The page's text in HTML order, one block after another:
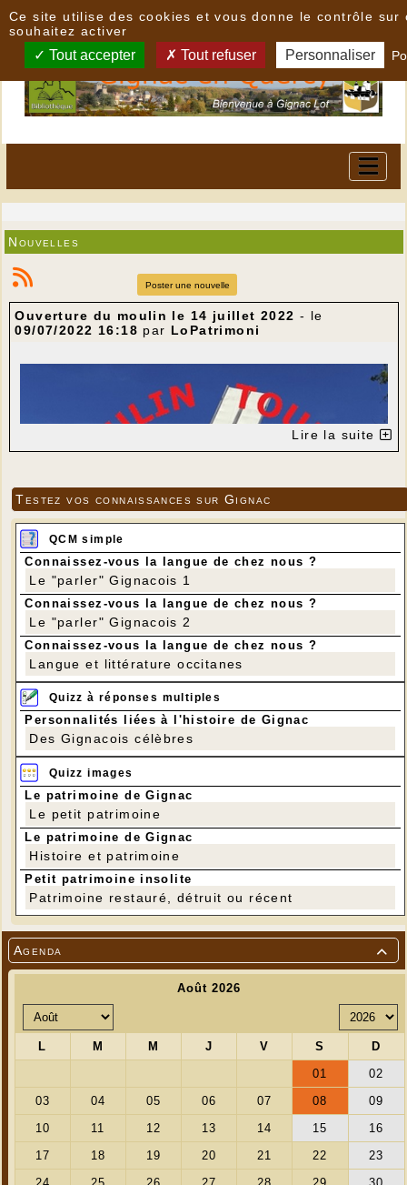

Agenda
Nouvelles
Poster une nouvelle
Ouverture du moulin le 14 juillet 2022 - le
09/07/2022 16:18 par LoPatrimoni
Lire la suite
Testez vos connaissances sur Gignac
QCM simple
Connaissez-vous la langue de chez nous ?
Le "parler" Gignacois 1
Connaissez-vous la langue de chez nous ?
Le "parler" Gignacois 2
Connaissez-vous la langue de chez nous ?
Langue et littérature occitanes
Quizz à réponses multiples
Personnalités liées à l'histoire de Gignac
Des Gignacois célèbres
Quizz images
Le patrimoine de Gignac
Le petit patrimoine
Le patrimoine de Gignac
Histoire et patrimoine
Petit patrimoine insolite
Patrimoine restauré, détruit ou récent
Ce site utilise des cookies et vous donne le contrôle sur
souhaitez activer
Tout accepter Tout refuser Personnaliser